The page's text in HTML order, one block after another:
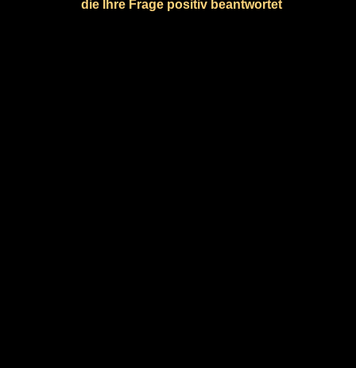
die Ihre Frage positiv beantwortet